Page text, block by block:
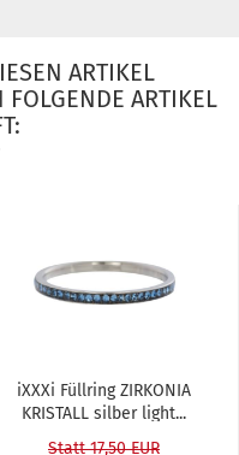
ARTIKEL
FOLGENDE ARTIKEL
iXXXi Füll­ring ZIR­KO­NIA
KRIS­TALL sil­ber light...
Statt 17,50 EUR